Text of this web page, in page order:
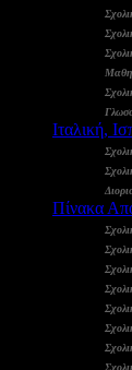
Ιταλική,
Πίνακα